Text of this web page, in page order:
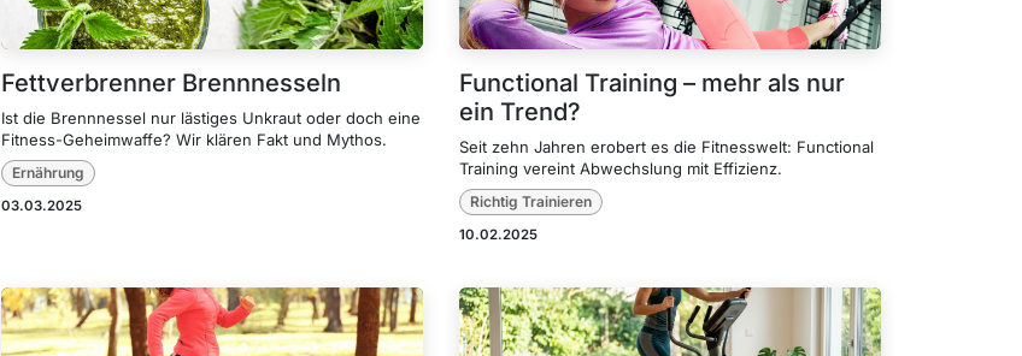
Fettverbrenner Brennnesseln
Ist die Brennnessel nur lästiges Unkraut oder doch eine
Fitness-Geheimwaffe? Wir klären Fakt und Mythos.
Ernährung
03.03.2025
Functional Training – mehr als nur
ein Trend?
Seit zehn Jahren erobert es die Fitnesswelt: Functional
Training vereint Abwechslung mit Effizienz.
Richtig Trainieren
10.02.2025